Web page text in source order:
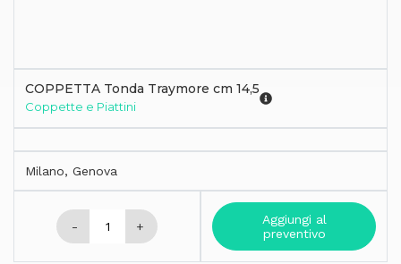
COPPETTA Tonda Traymore cm 14,5
Coppette e Piattini
Milano, Genova
- +
Aggiungi al
preventivo